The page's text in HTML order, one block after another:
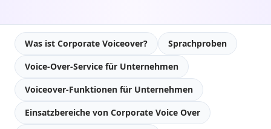
Was ist Corporate Voiceover?
Sprachproben
Voice-Over-Service für Unternehmen
Voiceover-Funktionen für Unternehmen
Einsatzbereiche von Corporate Voice Over